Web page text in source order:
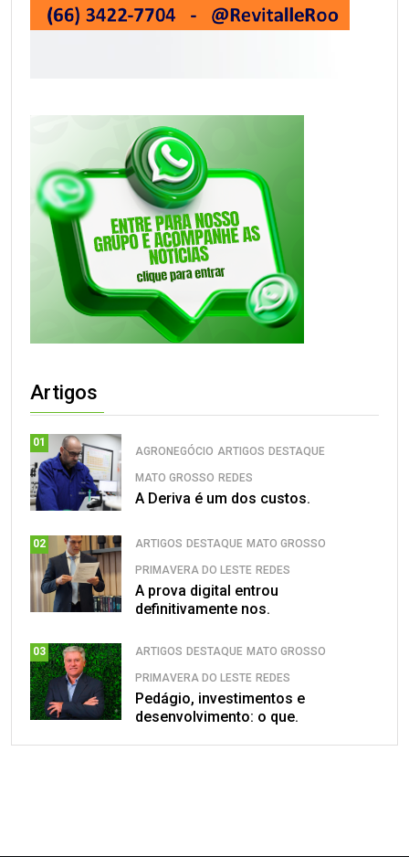
Artigos
01
AGRONEGÓCIO ARTIGOS DESTAQUE
MATO GROSSO REDES
A Deriva é um dos custos.
02 ARTIGOS DESTAQUE MATO GROSSO
PRIMAVERA DO LESTE REDES
A prova digital entrou
definitivamente nos.
03 ARTIGOS DESTAQUE MATO GROSSO
PRIMAVERA DO LESTE REDES
Pedágio, investimentos e
desenvolvimento: o que.